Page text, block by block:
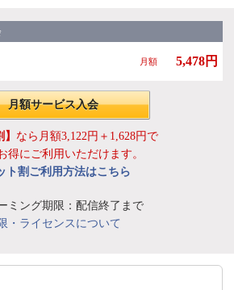
月額 5,478円
月額サービス入会
なら月額3,122円＋1,628円で
得にご利用いただけます。
ト割ご利用方法はこちら
ミング期限：配信終了まで
・ライセンスについて